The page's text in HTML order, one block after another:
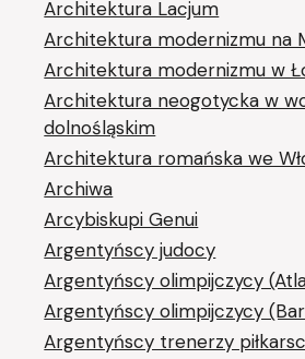
Architektura Lacjum
Architektura modernizmu na
Architektura modernizmu w
Architektura neogotycka w
dolnośląskim
Architektura romańska we
Archiwa
Arcybiskupi Genui
Argentyńscy judocy
Argentyńscy olimpijczycy
Argentyńscy olimpijczycy
Argentyńscy trenerzy